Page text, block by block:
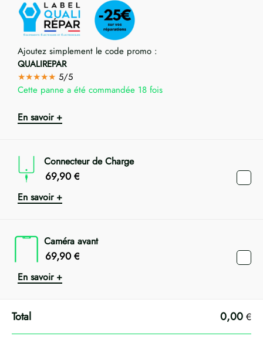
Ajoutez simplement le code promo :
QUALIREPAR
★★★★★ 5/5
Cette panne a été commandée 18 fois
En savoir +
Connecteur de Charge
69,90 €
En savoir +
Caméra avant
69,90 €
En savoir +
0,00 €